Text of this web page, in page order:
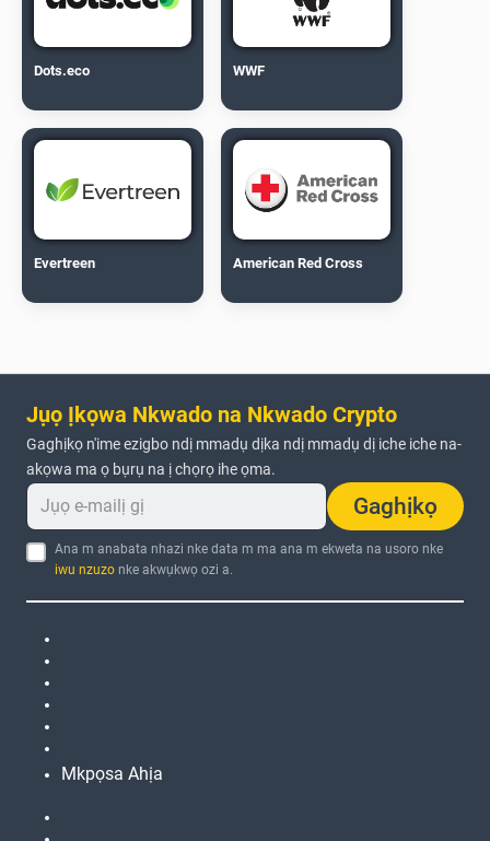
Dots.eco WWF
Evertreen American Red Cross
Jụọ Ịkọwa Nkwado na Nkwado Crypto
Gaghịkọ n'ime ezigbo ndị mmadụ dịka ndị mmadụ dị iche iche na-
akọwa ma ọ bụrụ na ị chọrọ ihe ọma.
Gaghịkọ
Ana m anabata nhazi nke data m ma ana m ekweta na usoro nke
iwu nzuzo nke akwụkwọ ozi a.
Mkpọsa Ahịa